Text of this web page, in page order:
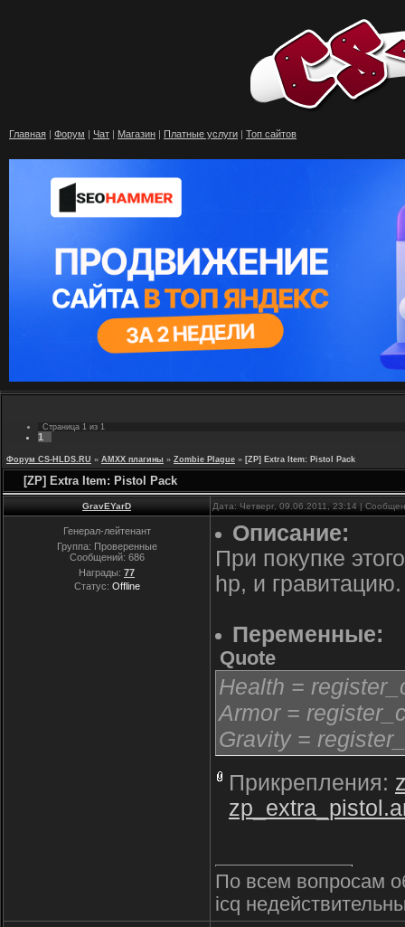
Главная | Форум | Чат | Магазин | Платные услуги | Топ сайтов
Страница 1 из 1
1
Форум CS-HLDS.RU » AMXX плагины » Zombie Plague » [ZP] Extra Item: Pistol Pack
[ZP] Extra Item: Pistol Pack
GravEYarD Дата: Четверг, 09.06.2011, 23:14 |
Генерал-лейтенант
Группа: Проверенные
Сообщений: 686
Награды: 77
Статус: Offline
Описание:
При покупке
hp, и гравитацию.
Переменные:
Quote
Health =
Armor =
Gravity =
Прикрепления:
По всем вопросам
icq